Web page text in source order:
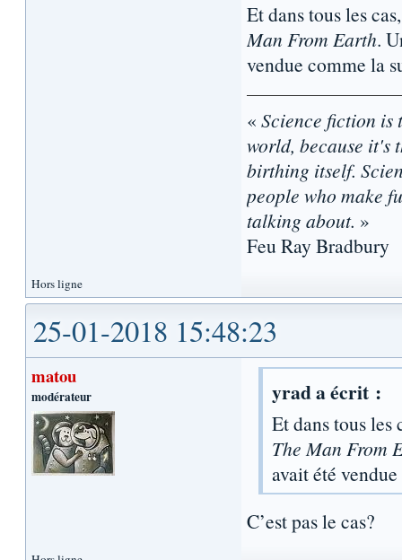
Et dans tous les
Man From Earth.
vendue comme la
« Science fiction is
world, because it's
birthing itself.
people who make
talking about. »
Feu Ray Bradbury
Hors ligne
25-01-2018 15:48:23
matou
modérateur yrad a écrit :
Et dans tous
The Man From
avait été
C’est pas le cas?